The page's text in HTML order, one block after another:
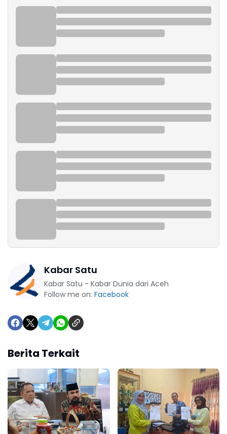
Kabar Satu
Kabar Satu - Kabar Dunia dari Aceh
Follow me on: Facebook
Berita Terkait